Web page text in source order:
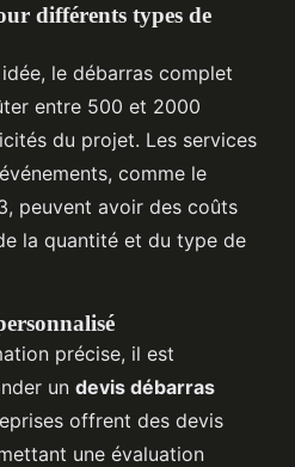
différents types de
le débarras complet
entre 500 et 2000
du projet. Les services
comme le
peuvent avoir des coûts
la quantité et du type de
précise, il est
un devis débarras
offrent des devis
une évaluation